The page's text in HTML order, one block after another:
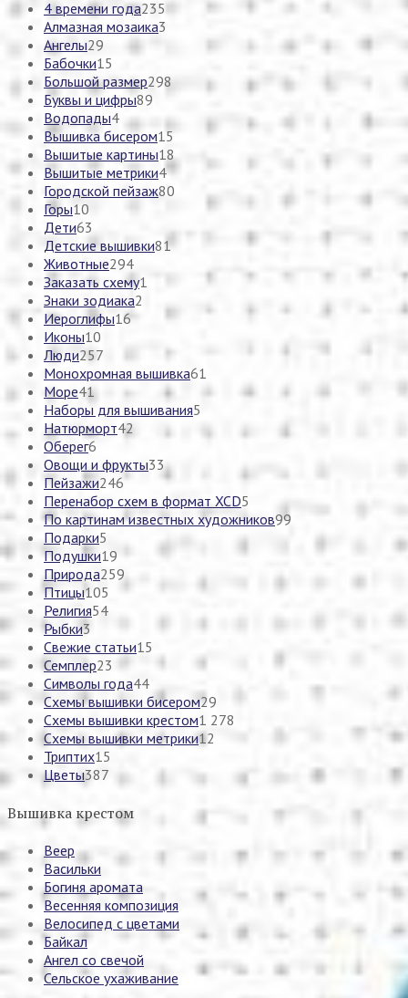
4 времени года235
Алмазная мозаика3
Ангелы29
Бабочки15
Большой размер298
Буквы и цифры89
Водопады4
Вышивка бисером15
Вышитые картины18
Вышитые метрики4
Городской пейзаж80
Горы10
Дети63
Детские вышивки81
Животные294
Заказать схему1
Знаки зодиака2
Иероглифы16
Иконы10
Люди257
Монохромная вышивка61
Море41
Наборы для вышивания5
Натюрморт42
Оберег6
Овощи и фрукты33
Пейзажи246
Перенабор схем в формат XCD5
По картинам известных художников99
Подарки5
Подушки19
Природа259
Птицы105
Религия54
Рыбки3
Свежие статьи15
Семплер23
Символы года44
Схемы вышивки бисером29
Схемы вышивки крестом1 278
Схемы вышивки метрики12
Триптих15
Цветы387
Вышивка крестом
Веер
Васильки
Богиня аромата
Весенняя композиция
Велосипед с цветами
Байкал
Ангел со свечой
Сельское ухаживание